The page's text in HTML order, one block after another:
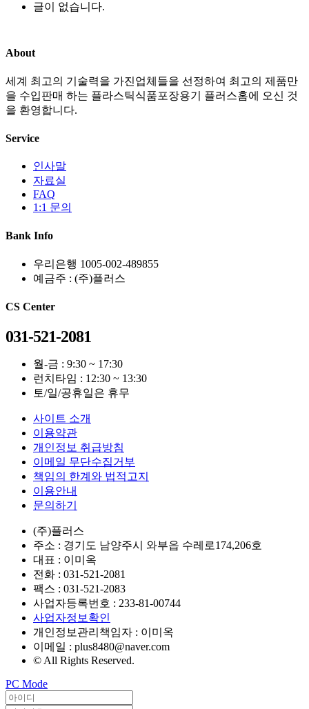
글이 없습니다.
About
세계 최고의 기술력을 가진업체들을 선정하여 최고의 제품만
을 수입판매 하는 플라스틱식품포장용기 플러스홈에 오신 것
을 환영합니다.
Service
인사말
자료실
FAQ
1:1 문의
Bank Info
우리은행 1005-002-489855
예금주 : (주)플러스
CS Center
031-521-2081
월-금 : 9:30 ~ 17:30
런치타임 : 12:30 ~ 13:30
토/일/공휴일은 휴무
사이트 소개
이용약관
개인정보 취급방침
이메일 무단수집거부
책임의 한계와 법적고지
이용안내
문의하기
(주)플러스
주소 : 경기도 남양주시 와부읍 수레로174,206호
대표 : 이미옥
전화 : 031-521-2081
팩스 : 031-521-2083
사업자등록번호 : 233-81-00744
사업자정보확인
개인정보관리책임자 : 이미옥
이메일 : plus8480@naver.com
© All Rights Reserved.
PC Mode